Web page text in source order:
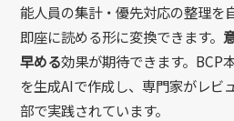
能人員の集計・優先対応の整理を
即座に読める形に変換できます。
早める効果が期待できます。BCP
を生成AIで作成し、専門家がレビ
部で実践されています。